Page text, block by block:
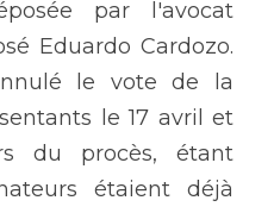
par l'avocat
Eduardo Cardozo.
le vote de la
le 17 avril et
du procès, étant
étaient déjà